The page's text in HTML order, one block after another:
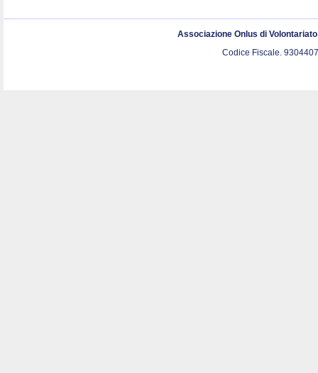
Associazione Onlus di
Codice Fiscale.